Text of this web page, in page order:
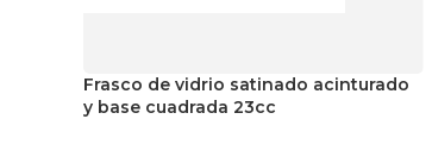
Frasco de vidrio satinado acinturado
y base cuadrada 23cc